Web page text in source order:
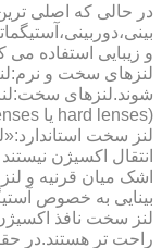
در حالی که اصلی
و زیبایی استفاده
لنزهای سخت و
شوند.لنزهای
(hard lenses یا GP lenses).
لنز سخت
انتقال اکسیژن
اشک میان قرنیه و
بینایی به خصوص
لنز سخت نافذ